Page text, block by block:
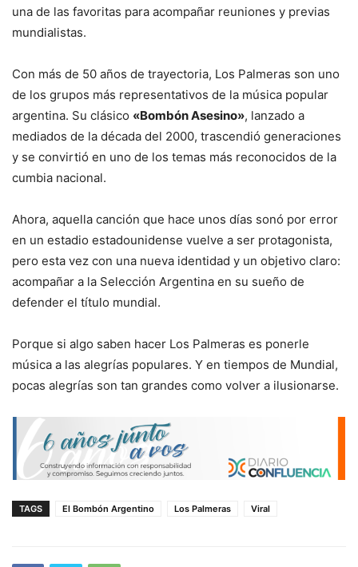
una de las favoritas para acompañar reuniones y previas
mundialistas.
Con más de 50 años de trayectoria, Los Palmeras son uno
de los grupos más representativos de la música popular
argentina. Su clásico «Bombón Asesino», lanzado a
mediados de la década del 2000, trascendió generaciones
y se convirtió en uno de los temas más reconocidos de la
cumbia nacional.
Ahora, aquella canción que hace unos días sonó por error
en un estadio estadounidense vuelve a ser protagonista,
pero esta vez con una nueva identidad y un objetivo claro:
acompañar a la Selección Argentina en su sueño de
defender el título mundial.
Porque si algo saben hacer Los Palmeras es ponerle
música a las alegrías populares. Y en tiempos de Mundial,
pocas alegrías son tan grandes como volver a ilusionarse.
TAGS El Bombón Argentino Los Palmeras Viral